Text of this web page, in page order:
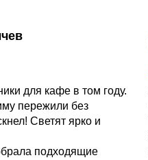
для кафе в том году.
пережили без
Светят ярко и
подходящие